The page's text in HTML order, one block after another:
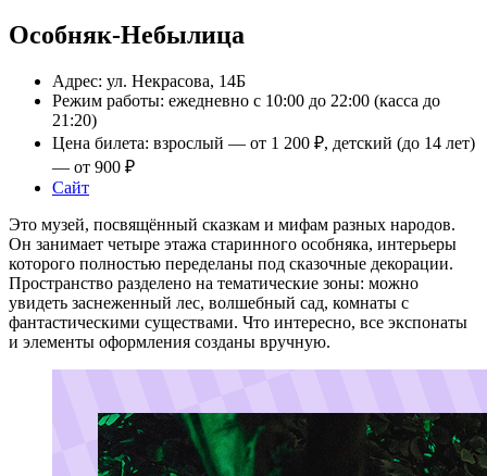
Особняк-Небылица
Адрес: ул. Некрасова, 14Б
Режим работы: ежедневно с 10:00 до 22:00 (касса до
21:20)
Цена билета: взрослый — от 1 200 ₽, детский (до 14 лет)
— от 900 ₽
Сайт
Это музей, посвящённый сказкам и мифам разных народов.
Он занимает четыре этажа старинного особняка, интерьеры
которого полностью переделаны под сказочные декорации.
Пространство разделено на тематические зоны: можно
увидеть заснеженный лес, волшебный сад, комнаты с
фантастическими существами. Что интересно, все экспонаты
и элементы оформления созданы вручную.